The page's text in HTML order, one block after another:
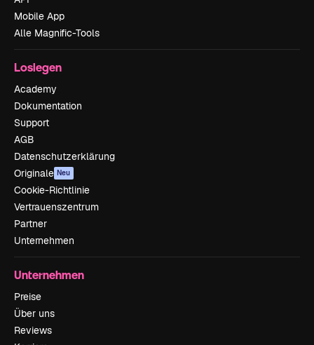
Mobile App
Alle Magnific-Tools
Loslegen
Academy
Dokumentation
Support
AGB
Datenschutzerklärung
Originale Neu
Cookie-Richtlinie
Vertrauenszentrum
Partner
Unternehmen
Unternehmen
Preise
Über uns
Reviews